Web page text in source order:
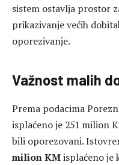
sistem ostavlja prostor
prikazivanje većih
oporezivanje.
Važnost malih
Prema podacima
isplaćeno je 251 milion
bili oporezovani.
milion KMisplaćeno je